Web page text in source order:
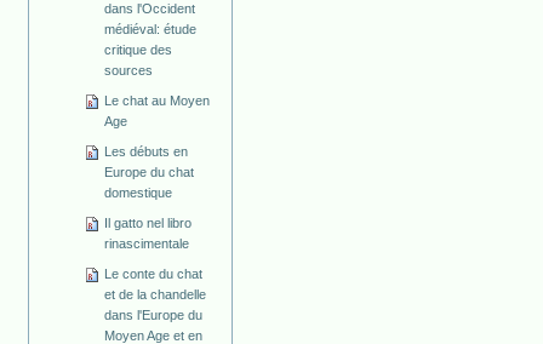
dans l'Occident
médiéval: étude
critique des
sources
Le chat au Moyen
Age
Les débuts en
Europe du chat
domestique
Il gatto nel libro
rinascimentale
Le conte du chat
et de la chandelle
dans l'Europe du
Moyen Age et en